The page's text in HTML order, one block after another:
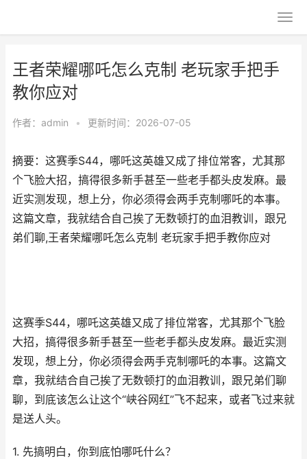
王者荣耀哪吒怎么克制 老玩家手把手
教你应对
作者： admin • 更新时间：2026-07-05
摘要：这赛季S44，哪吒这英雄又成了排位常客，尤其那
个飞脸大招，搞得很多新手甚至一些老手都头皮发麻。最
近实测发现，想上分，你必须得会两手克制哪吒的本事。
这篇文章，我就结合自己挨了无数顿打的血泪教训，跟兄
弟们聊,王者荣耀哪吒怎么克制 老玩家手把手教你应对
这赛季S44，哪吒这英雄又成了排位常客，尤其那个飞脸
大招，搞得很多新手甚至一些老手都头皮发麻。最近实测
发现，想上分，你必须得会两手克制哪吒的本事。这篇文
章，我就结合自己挨了无数顿打的血泪教训，跟兄弟们聊
聊，到底该怎么让这个“峡谷网红”飞不起来，或者飞过来就
是送人头。
1. 先搞明白，你到底怕哪吒什么？